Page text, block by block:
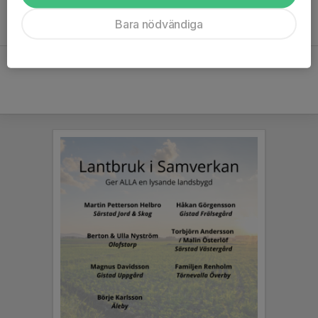
kostnad samt vilka regler som gäller för dig som hyr.
Bara nödvändiga